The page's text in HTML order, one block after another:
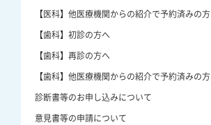
【医科】他医療機関からの紹介で予約済みの方
【歯科】初診の方へ
【歯科】再診の方へ
【歯科】他医療機関からの紹介で予約済みの方
診断書等のお申し込みについて
意見書等の申請について